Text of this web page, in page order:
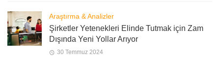
Araştırma & Analizler
Şirketler Yetenekleri Elinde Tutmak için Zam
Dışında Yeni Yollar Arıyor
30 Temmuz 2024